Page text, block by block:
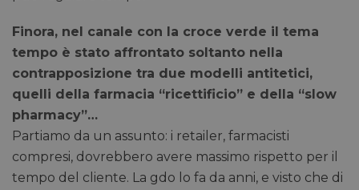
Finora, nel canale con la croce verde il tema
tempo è stato affrontato soltanto nella
contrapposizione tra due modelli antitetici,
quelli della farmacia “ricettificio” e della “slow
pharmacy”…
Partiamo da un assunto: i retailer, farmacisti
compresi, dovrebbero avere massimo rispetto per il
tempo del cliente. La gdo lo fa da anni, e visto che di